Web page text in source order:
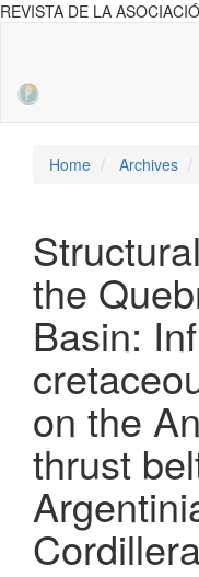
REVISTA DE LA
Sidebar
Home Archives
the
Basin:
on the
thrust